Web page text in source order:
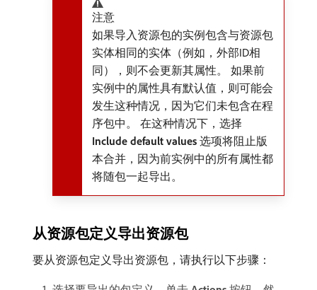
注意
如果导入资源包的实例包含与资源包
实体相同的实体（例如，外部ID相
同），则不会更新其属性。 如果前
实例中的属性具有默认值，则可能会
发生这种情况，因为它们未包含在程
序包中。 在这种情况下，选择​
Include default values ​选项将阻止版
本合并，因为前实例中的所有属性都
将随包一起导出。
从资源包定义导出资源包
要从资源包定义导出资源包，请执行以下步骤：